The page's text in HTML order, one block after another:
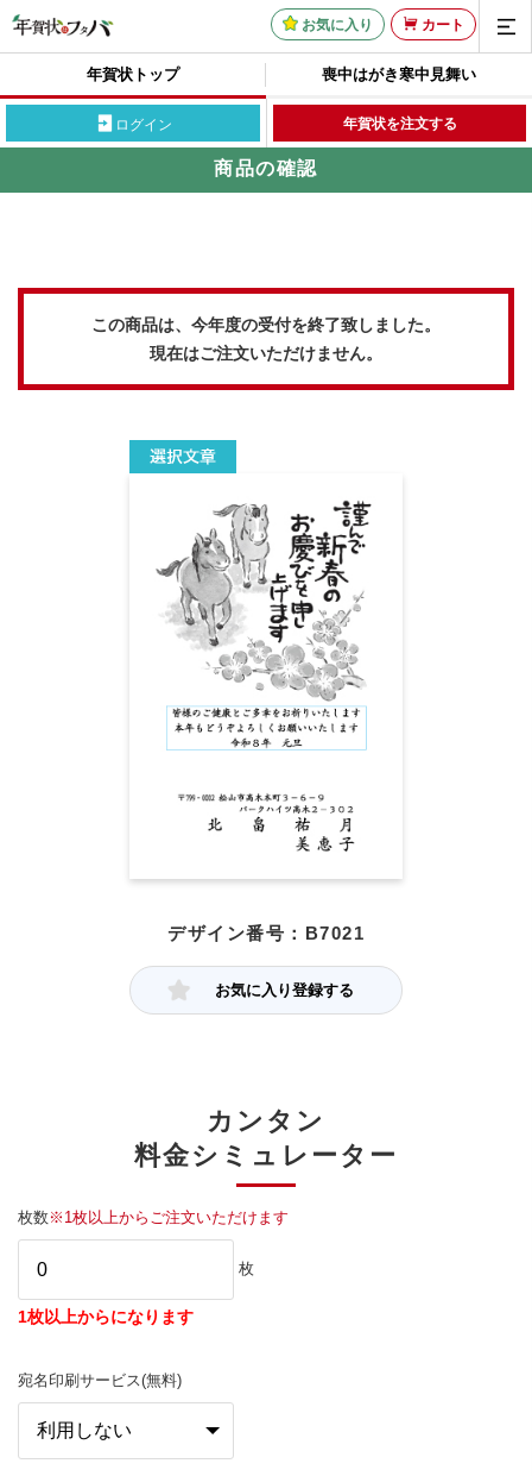
お気に入り カート
年賀状トップ 喪中はがき寒中見舞い
ログイン 年賀状を注文する
商品の確認
この商品は、今年度の受付を終了致しました。
現在はご注文いただけません。
デザイン番号：B7021
お気に入り登録する
カンタン
料金シミュレーター
枚数※1枚以上からご注文いただけます
枚
1枚以上からになります
宛名印刷サービス(無料)